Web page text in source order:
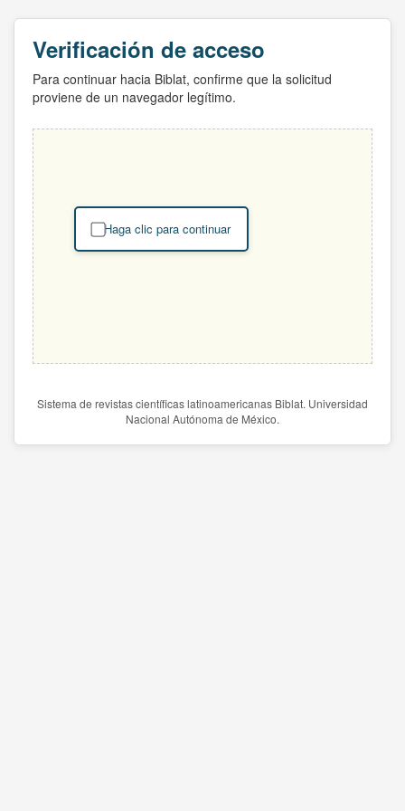
Verificación de acceso
Para continuar hacia Biblat, confirme que la solicitud
proviene de un navegador legítimo.
Haga clic para continuar
Sistema de revistas científicas latinoamericanas Biblat. Universidad
Nacional Autónoma de México.